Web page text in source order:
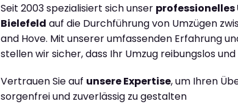
Seit 2003 spezialisiert sich unser
Bielefeld auf die Durchführung von Umzügen
and Hove. Mit unserer umfassenden Erfahrung
stellen wir sicher, dass Ihr Umzug reibungslos
Vertrauen Sie auf unsere Expertise, um Ihren
sorgenfrei und zuverlässig zu gestalten